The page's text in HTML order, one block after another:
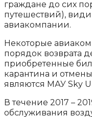
граждане до сих
путешествий),
авиакомпании.
Некоторые
порядок возврата
приобретенные
карантина и
являются МАУ Sky
В течение 2017 –
обслуживания